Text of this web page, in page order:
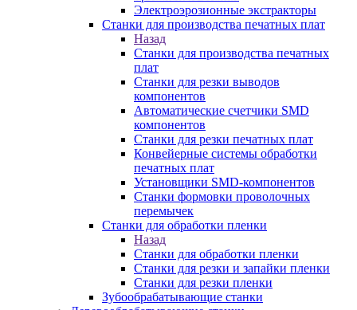
Электроэрозионные экстракторы
Станки для производства печатных плат
Назад
Станки для производства печатных
плат
Станки для резки выводов
компонентов
Автоматические счетчики SMD
компонентов
Станки для резки печатных плат
Конвейерные системы обработки
печатных плат
Установщики SMD-компонентов
Станки формовки проволочных
перемычек
Станки для обработки пленки
Назад
Станки для обработки пленки
Станки для резки и запайки пленки
Станки для резки пленки
Зубообрабатывающие станки